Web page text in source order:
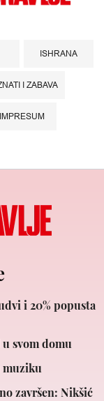
ISHRANA
I ZABAVA
IMPRESUM
i 20% popusta
svom domu
muziku
završen: Nikšić